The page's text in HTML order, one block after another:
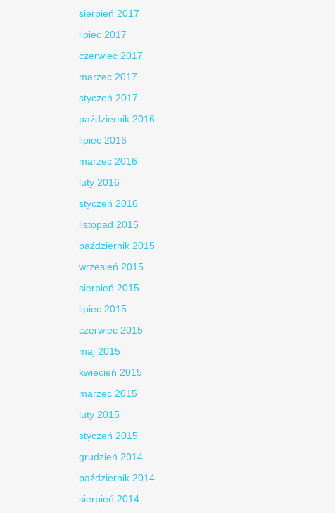
sierpień 2017
lipiec 2017
czerwiec 2017
marzec 2017
styczeń 2017
październik 2016
lipiec 2016
marzec 2016
luty 2016
styczeń 2016
listopad 2015
październik 2015
wrzesień 2015
sierpień 2015
lipiec 2015
czerwiec 2015
maj 2015
kwiecień 2015
marzec 2015
luty 2015
styczeń 2015
grudzień 2014
październik 2014
sierpień 2014